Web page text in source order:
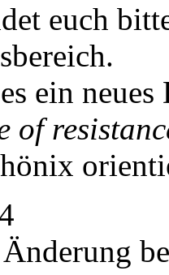
euch
ein
of